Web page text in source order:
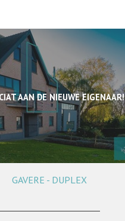
AAN DE NIEUWE EIGENAAR!
m² 2 1
GAVERE - DUPLEX